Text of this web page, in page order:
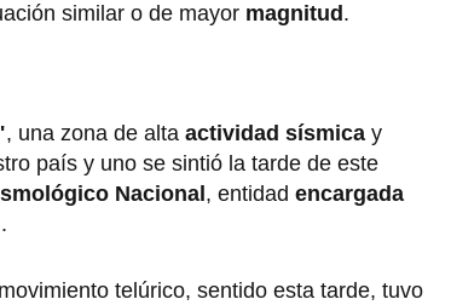
similar o de mayor magnitud .
, una zona de alta actividad sísmica y
país y uno se sintió la tarde de este
Nacional , entidad encargada
.
telúrico, sentido esta tarde, tuvo